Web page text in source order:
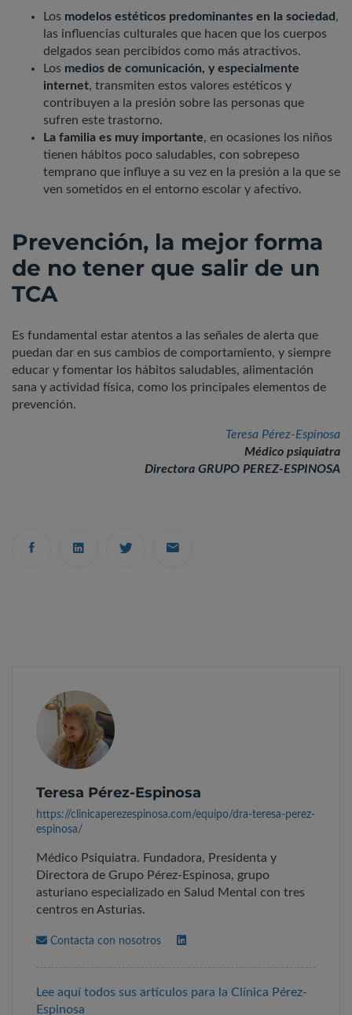
Los modelos estéticos predominantes en la sociedad,
las influencias culturales que hacen que los cuerpos
delgados sean percibidos como más atractivos.
Los medios de comunicación, y especialmente
internet, transmiten estos valores estéticos y
contribuyen a la presión sobre las personas que
sufren este trastorno.
La familia es muy importante, en ocasiones los niños
tienen hábitos poco saludables, con sobrepeso
temprano que influye a su vez en la presión a la que se
ven sometidos en el entorno escolar y afectivo.
Prevención, la mejor forma
de no tener que salir de un
TCA
Es fundamental estar atentos a las señales de alerta que
puedan dar en sus cambios de comportamiento, y siempre
educar y fomentar los hábitos saludables, alimentación
sana y actividad física, como los principales elementos de
prevención.
Teresa Pérez-Espinosa
Médico psiquiatra
Directora GRUPO PEREZ-ESPINOSA
Teresa Pérez-Espinosa
https://clinicaperezespinosa.com/equipo/dra-teresa-perez-
espinosa/
Médico Psiquiatra. Fundadora, Presidenta y
Directora de Grupo Pérez-Espinosa, grupo
asturiano especializado en Salud Mental con tres
centros en Asturias.
Contacta con nosotros
Lee aquí todos sus artículos para la Clínica Pérez-
Espinosa